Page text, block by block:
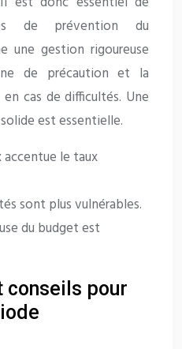
de prévention du
une gestion rigoureuse
de précaution et la
cas de difficultés. Une
est essentielle.
accentue le taux
sont plus vulnérables.
du budget est
conseils pour